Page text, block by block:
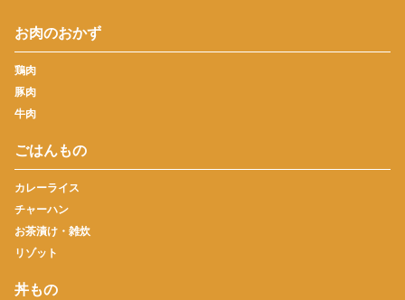
お肉のおかず
鶏肉
豚肉
牛肉
ごはんもの
カレーライス
チャーハン
お茶漬け・雑炊
リゾット
丼もの